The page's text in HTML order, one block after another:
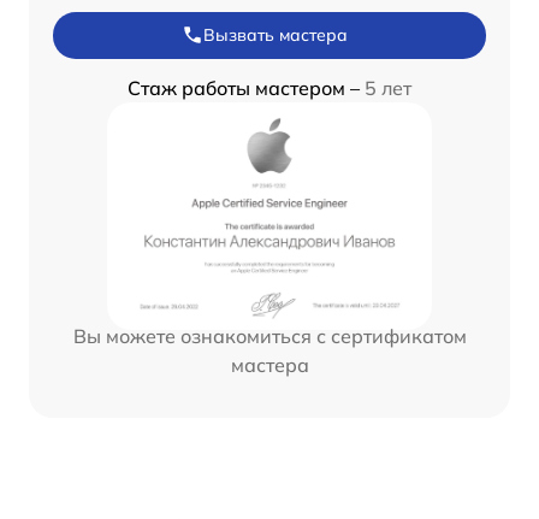
Вызвать мастера
Стаж работы мастером – 5 лет
Вы можете ознакомиться с сертификатом
мастера